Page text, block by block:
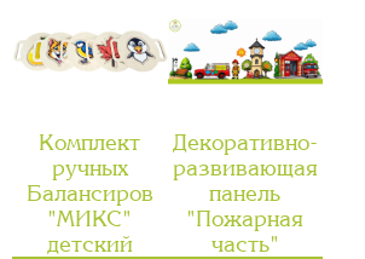
Комплект
ручных
Балансиров
"МИКС"
детский
Декоративно-
развивающая
панель
"Пожарная
часть"